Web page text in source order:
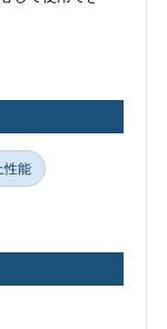
性能